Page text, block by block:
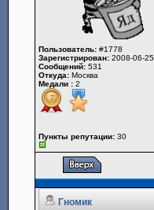
Пользователь: #1778
Зарегистрирован: 2008-06-25
Сообщений: 531
Откуда: Москва
Медали : 2
Пункты репутации: 30
Гномик